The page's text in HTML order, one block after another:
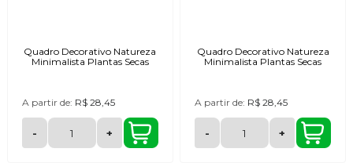
Quadro Decorativo Natureza
Minimalista Plantas Secas
A partir de: R$ 28,45
- +
Quadro Decorativo Natureza
Minimalista Plantas Secas
A partir de: R$ 28,45
- +